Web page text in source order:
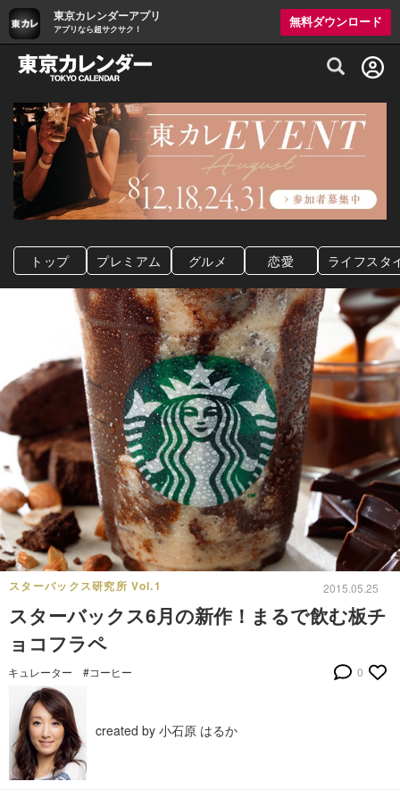
東京カレンダーアプリ
アプリなら超サクサク！
無料ダウンロード
グルメ情報・プレミアムレストラン予約
トップ プレミアム グルメ 恋愛 ライフスタ
スターバックス研究所 Vol.1 2015.05.25
スターバックス6月の新作！まるで飲む板チ
ョコフラペ
キュレーター #コーヒー 0
created by 小石原 はるか